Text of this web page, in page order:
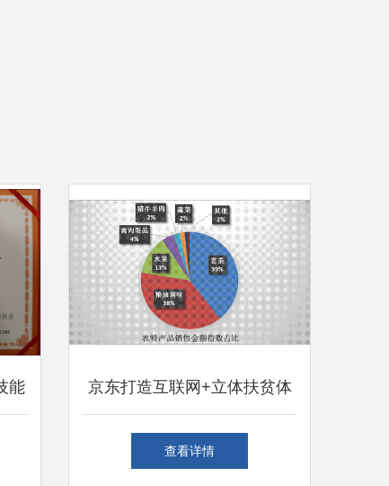
能 京东打造互联网+立体扶贫体
系 智慧与共，致富同行
查看详情